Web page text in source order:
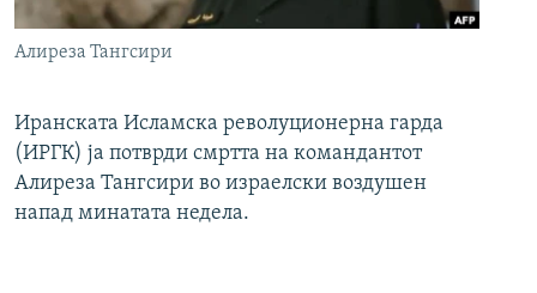
Алиреза Тангсири
Иранската Исламска револуционерна гарда
(ИРГК) ја потврди смртта на командантот
Алиреза Тангсири во израелски воздушен
напад минатата недела.